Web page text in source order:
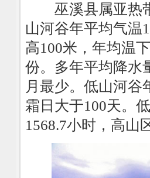
巫溪县属亚热带
山河谷年平均气
高100米，年均温
份。多年平均降水
月最少。低山河谷
霜日大于100天。
1568.7小时，高山